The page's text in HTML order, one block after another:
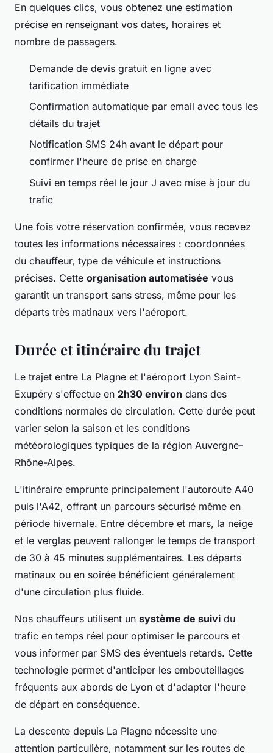
En quelques clics, vous obtenez une estimation
précise en renseignant vos dates, horaires et
nombre de passagers.
Demande de devis gratuit en ligne avec
tarification immédiate
Confirmation automatique par email avec tous les
détails du trajet
Notification SMS 24h avant le départ pour
confirmer l'heure de prise en charge
Suivi en temps réel le jour J avec mise à jour du
trafic
Une fois votre réservation confirmée, vous recevez
toutes les informations nécessaires : coordonnées
du chauffeur, type de véhicule et instructions
précises. Cette organisation automatisée vous
garantit un transport sans stress, même pour les
départs très matinaux vers l'aéroport.
Durée et itinéraire du trajet
Le trajet entre La Plagne et l'aéroport Lyon Saint-
Exupéry s'effectue en 2h30 environ dans des
conditions normales de circulation. Cette durée peut
varier selon la saison et les conditions
météorologiques typiques de la région Auvergne-
Rhône-Alpes.
L'itinéraire emprunte principalement l'autoroute A40
puis l'A42, offrant un parcours sécurisé même en
période hivernale. Entre décembre et mars, la neige
et le verglas peuvent rallonger le temps de transport
de 30 à 45 minutes supplémentaires. Les départs
matinaux ou en soirée bénéficient généralement
d'une circulation plus fluide.
Nos chauffeurs utilisent un système de suivi du
trafic en temps réel pour optimiser le parcours et
vous informer par SMS des éventuels retards. Cette
technologie permet d'anticiper les embouteillages
fréquents aux abords de Lyon et d'adapter l'heure
de départ en conséquence.
La descente depuis La Plagne nécessite une
attention particulière, notamment sur les routes de